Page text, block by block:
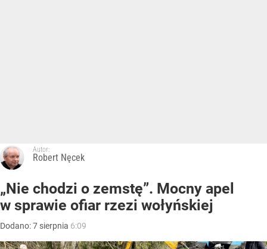
Autor:
Robert Nęcek
„Nie chodzi o zemstę”. Mocny apel
w sprawie ofiar rzezi wołyńskiej
Dodano:7 sierpnia 6:09